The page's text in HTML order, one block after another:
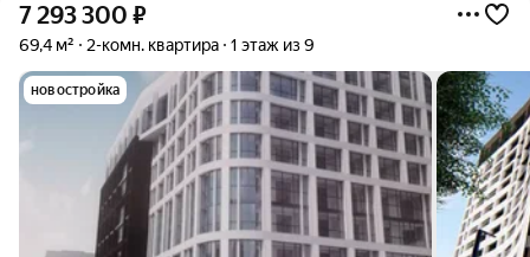
7 293 300 ₽
69,4 м² 2-комн. квартира 1 этаж из 9
новостройка